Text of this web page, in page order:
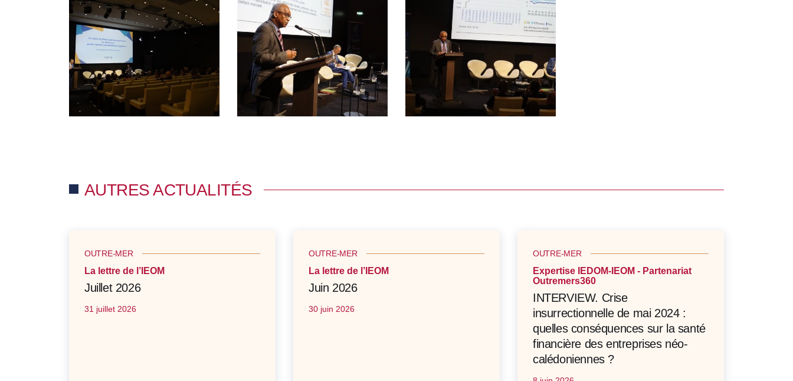
AUTRES ACTUALITÉS
OUTRE-MER
La lettre de l’IEOM
Juillet 2026
31 juillet 2026
OUTRE-MER
La lettre de l’IEOM
Juin 2026
30 juin 2026
OUTRE-MER
Expertise IEDOM-IEOM - Partenariat
Outremers360
INTERVIEW. Crise
insurrectionnelle de mai 2024 :
quelles conséquences sur la santé
financière des entreprises néo-
calédoniennes ?